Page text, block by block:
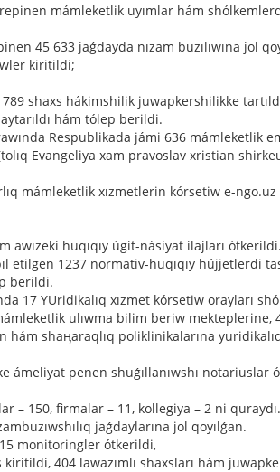
mámleketlik uyımlar hám
45 633 jaǵdayda nızam buzılıwına jol
kiritildi;
shaxs hákimshilik juwapkershilikke
hám tólep berildi.
Respublikada jámi 636 mámleketlik
Evangeliya xam pravoslav xristian
mámleketlik xızmetlerin kórsetiw e-ngo.uz
awızeki huqıqıy úgit-násiyat ilajları ótkerildi.
etilgen 1237 normativ-huqıqıy hújjetlerdi
berildi.
17 YUridikalıq xızmet kórsetiw orayları
ulıwma bilim beriw mekteplerine,
shaӊaraqlıq poliklinikalarına
ámeliyat penen shuǵıllanıwshı notariuslar
– 150, firmalar – 11, kollegiya – 2 ni quraydı.
jaǵdaylarına jol qoyılǵan.
monitoringler ótkerildi,
kiritildi, 404 lawazımlı shaxsları hám